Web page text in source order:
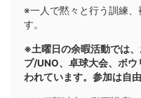
※一人で黙々と行う訓練
す。
※土曜日の余暇活動では
プ/UNO、卓球大会、ボ
われています。参加は自由